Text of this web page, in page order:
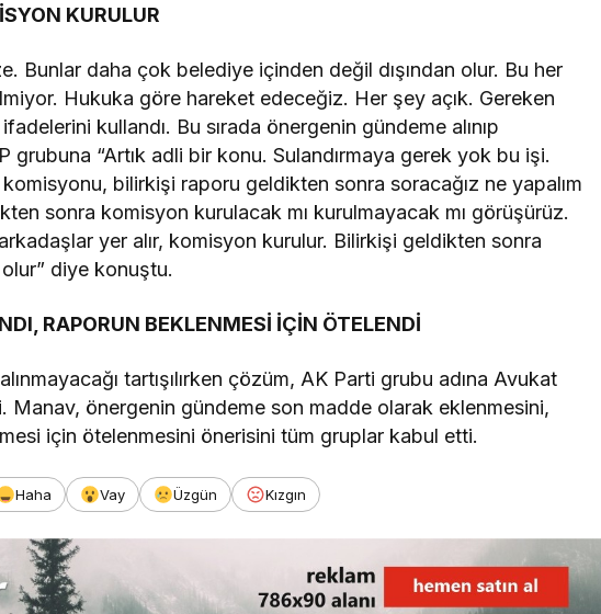
KURULUR
Bunlar daha çok belediye içinden değil dışından olur. Bu her
Hukuka göre hareket edeceğiz. Her şey açık. Gereken
kullandı. Bu sırada önergenin gündeme alınıp
grubuna “Artık adli bir konu. Sulandırmaya gerek yok bu işi.
komisyonu, bilirkişi raporu geldikten sonra soracağız ne yapalım
sonra komisyon kurulacak mı kurulmayacak mı görüşürüz.
yer alır, komisyon kurulur. Bilirkişi geldikten sonra
olur” diye konuştu.
RAPORUN BEKLENMESİ İÇİN ÖTELENDİ
tartışılırken çözüm, AK Parti grubu adına Avukat
Manav, önergenin gündeme son madde olarak eklenmesini,
için ötelenmesini önerisini tüm gruplar kabul etti.
Haha Vay Üzgün Kızgın